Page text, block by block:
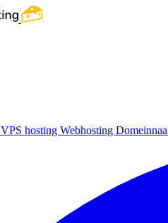
VPS hosting Webhosting